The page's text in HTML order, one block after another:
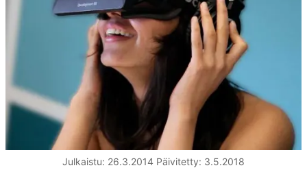
Julkaistu: 26.3.2014 Päivitetty: 3.5.2018